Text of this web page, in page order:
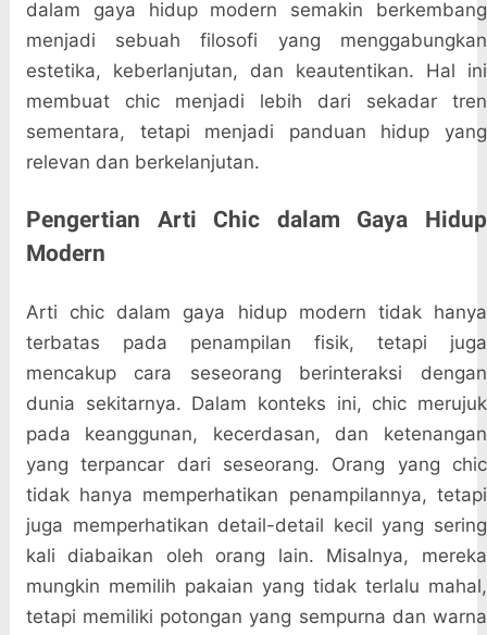
dalam gaya hidup modern semakin berkembang
menjadi sebuah filosofi yang menggabungkan
estetika, keberlanjutan, dan keautentikan. Hal ini
membuat chic menjadi lebih dari sekadar tren
sementara, tetapi menjadi panduan hidup yang
relevan dan berkelanjutan.
Pengertian Arti Chic dalam Gaya Hidup
Modern
Arti chic dalam gaya hidup modern tidak hanya
terbatas pada penampilan fisik, tetapi juga
mencakup cara seseorang berinteraksi dengan
dunia sekitarnya. Dalam konteks ini, chic merujuk
pada keanggunan, kecerdasan, dan ketenangan
yang terpancar dari seseorang. Orang yang chic
tidak hanya memperhatikan penampilannya, tetapi
juga memperhatikan detail-detail kecil yang sering
kali diabaikan oleh orang lain. Misalnya, mereka
mungkin memilih pakaian yang tidak terlalu mahal,
tetapi memiliki potongan yang sempurna dan warna